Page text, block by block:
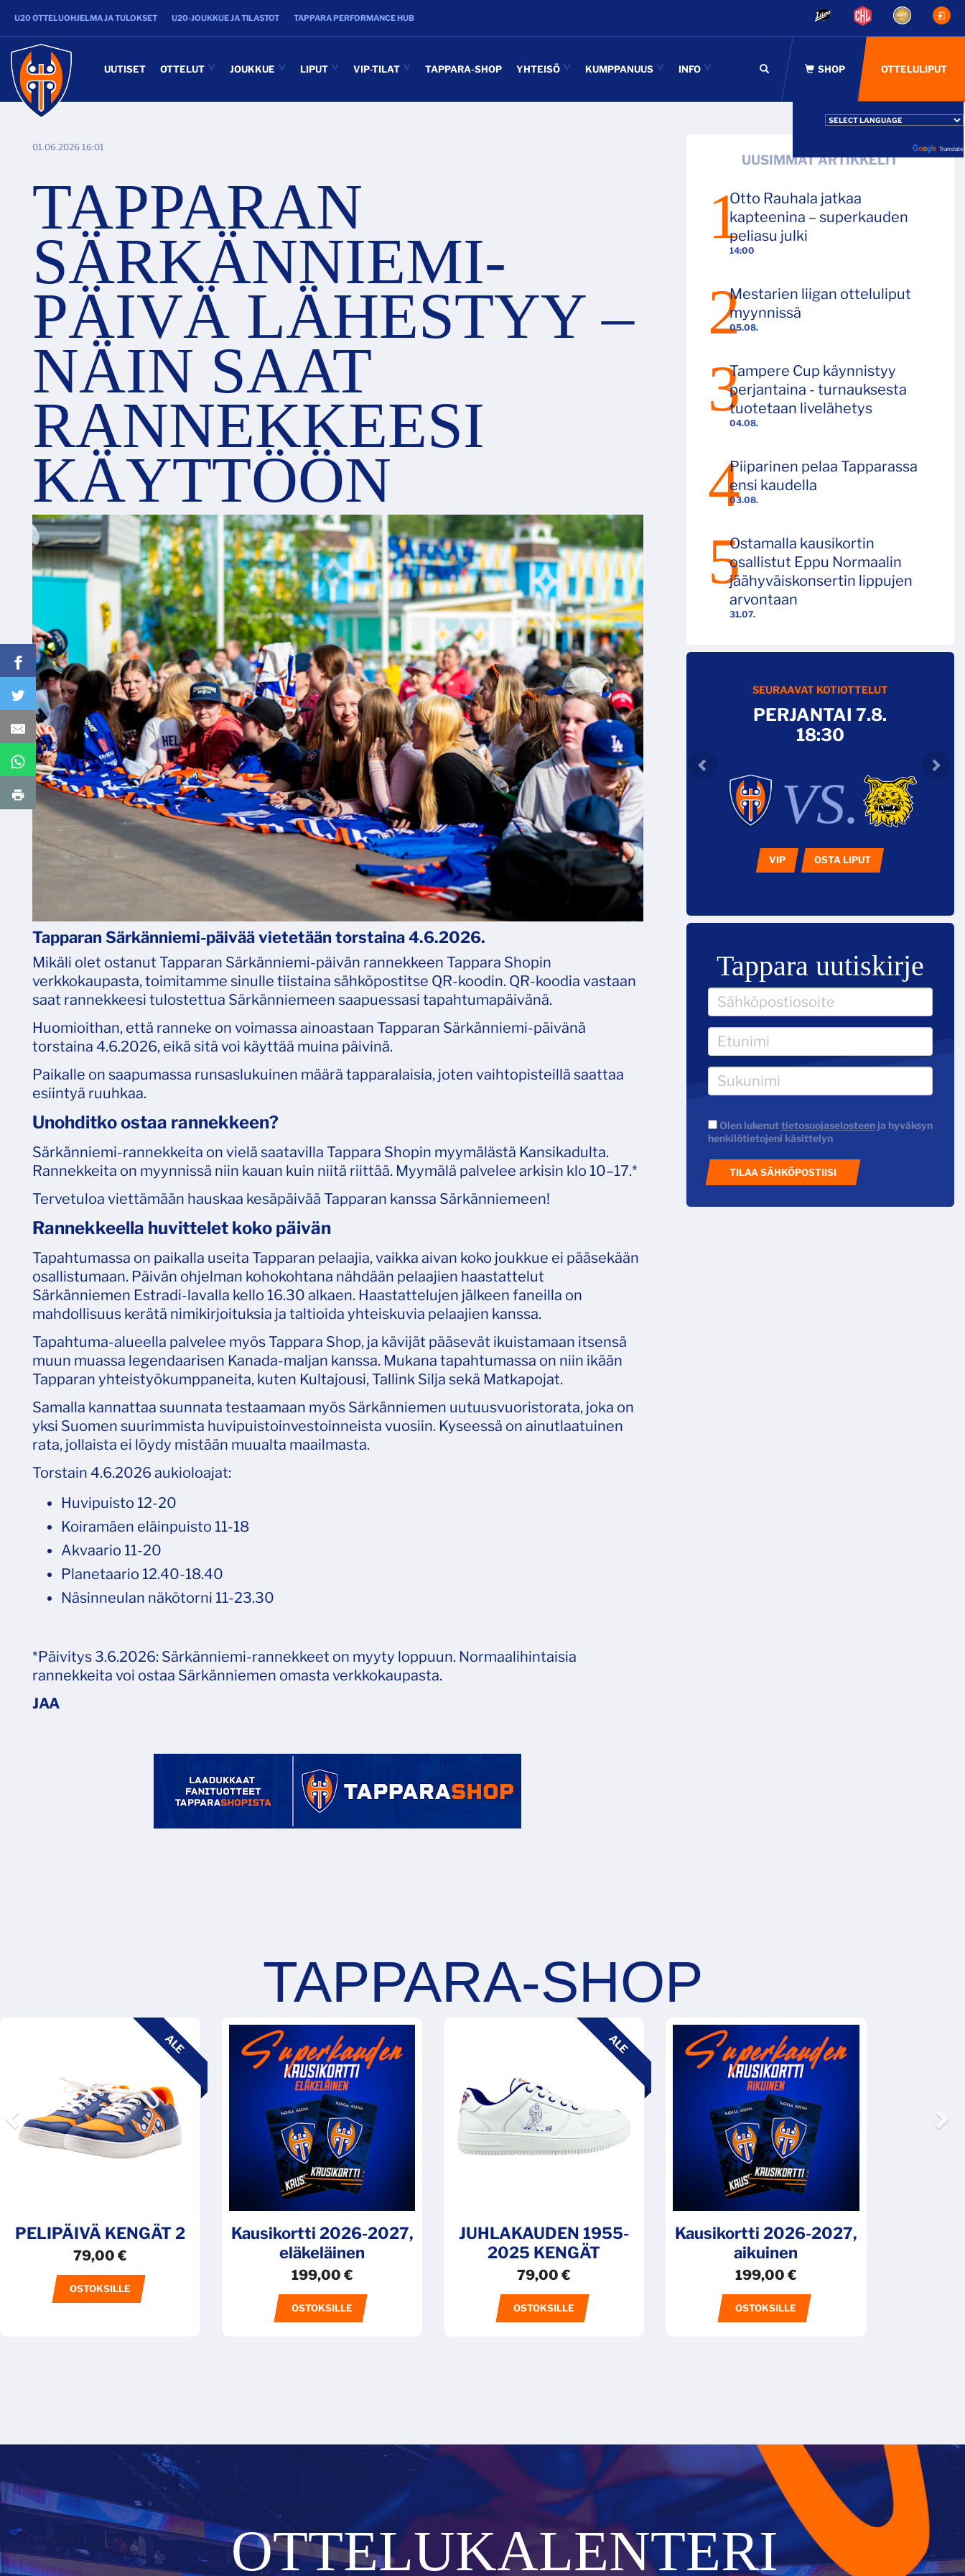
U20 OTTELUOHJELMA JA TULOKSET U20-JOUKKUE JA TILASTOT TAPPARA PERFORMANCE HUB
OTTELULIPUT
Translate
UUTISET OTTELUT JOUKKUE LIPUT VIP-TILAT TAPPARA-SHOP YHTEISÖ KUMPPANUUS INFO
01.06.2026 16:01
TAPPARAN
SÄRKÄNNIEMI-
PÄIVÄ LÄHESTYY –
NÄIN SAAT
RANNEKKEESI
KÄYTTÖÖN
Tapparan Särkänniemi-päivää vietetään torstaina 4.6.2026.
Mikäli olet ostanut Tapparan Särkänniemi-päivän rannekkeen Tappara Shopin
verkkokaupasta, toimitamme sinulle tiistaina sähköpostitse QR-koodin. QR-koodia vastaan
saat rannekkeesi tulostettua Särkänniemeen saapuessasi tapahtumapäivänä.
Huomioithan, että ranneke on voimassa ainoastaan Tapparan Särkänniemi-päivänä
torstaina 4.6.2026, eikä sitä voi käyttää muina päivinä.
Paikalle on saapumassa runsaslukuinen määrä tapparalaisia, joten vaihtopisteillä saattaa
esiintyä ruuhkaa.
Unohditko ostaa rannekkeen?
Särkänniemi-rannekkeita on vielä saatavilla Tappara Shopin myymälästä Kansikadulta.
Rannekkeita on myynnissä niin kauan kuin niitä riittää. Myymälä palvelee arkisin klo 10–17.*
Tervetuloa viettämään hauskaa kesäpäivää Tapparan kanssa Särkänniemeen!
Rannekkeella huvittelet koko päivän
Tapahtumassa on paikalla useita Tapparan pelaajia, vaikka aivan koko joukkue ei pääsekään
osallistumaan. Päivän ohjelman kohokohtana nähdään pelaajien haastattelut
Särkänniemen Estradi-lavalla kello 16.30 alkaen. Haastattelujen jälkeen faneilla on
mahdollisuus kerätä nimikirjoituksia ja taltioida yhteiskuvia pelaajien kanssa.
Tapahtuma-alueella palvelee myös Tappara Shop, ja kävijät pääsevät ikuistamaan itsensä
muun muassa legendaarisen Kanada-maljan kanssa. Mukana tapahtumassa on niin ikään
Tapparan yhteistyökumppaneita, kuten Kultajousi, Tallink Silja sekä Matkapojat.
Samalla kannattaa suunnata testaamaan myös Särkänniemen uutuusvuoristorata, joka on
yksi Suomen suurimmista huvipuistoinvestoinneista vuosiin. Kyseessä on ainutlaatuinen
rata, jollaista ei löydy mistään muualta maailmasta.
Torstain 4.6.2026 aukioloajat:
Huvipuisto 12-20
Koiramäen eläinpuisto 11-18
Akvaario 11-20
Planetaario 12.40-18.40
Näsinneulan näkötorni 11-23.30
*Päivitys 3.6.2026: Särkänniemi-rannekkeet on myyty loppuun. Normaalihintaisia
rannekkeita voi ostaa Särkänniemen omasta verkkokaupasta.
UUSIMMAT ARTIKKELIT
14:00
Otto Rauhala jatkaa
kapteenina – superkauden
peliasu julki
05.08.
Mestarien liigan otteluliput
myynnissä
04.08.
Tampere Cup käynnistyy
perjantaina - turnauksesta
tuotetaan livelähetys
03.08.
Piiparinen pelaa Tapparassa
ensi kaudella
31.07.
Ostamalla kausikortin
osallistut Eppu Normaalin
jäähyväiskonsertin lippujen
arvontaan
SEURAAVAT KOTIOTTELUT
PERJANTAI 7.8.
18:30
VS.
VIP OSTA LIPUT
Tappara uutiskirje
Olen lukenuttietosuojaselosteenja hyväksyn
henkilötietojeni käsittelyn
TILAA SÄHKÖPOSTIISI
ALE
PELIPÄIVÄ KENGÄT 2
79,00 €
OSTOKSILLE
Kausikortti 2026-2027,
eläkeläinen
199,00 €
OSTOKSILLE
ALE
JUHLAKAUDEN 1955-
2025 KENGÄT
79,00 €
OSTOKSILLE
Kausikortti 2026-2027,
aikuinen
199,00 €
OSTOKSILLE
OTTELUKALENTERI